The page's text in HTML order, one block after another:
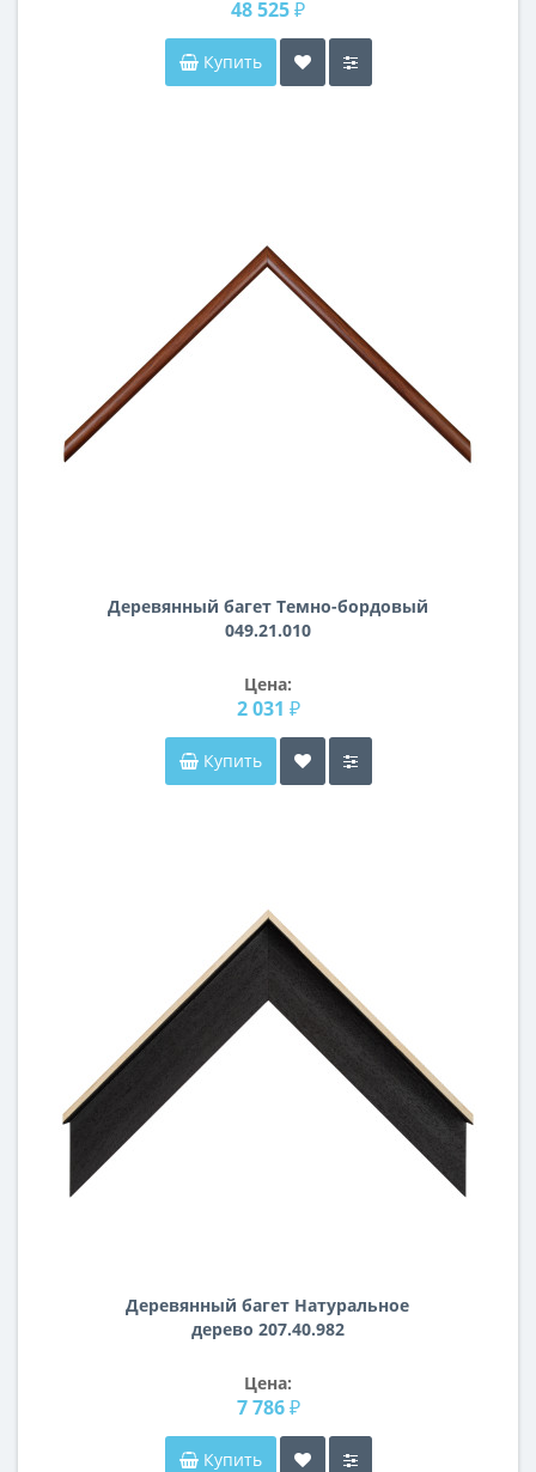
48 525 ₽
Купить
Деревянный багет Темно-бордовый
049.21.010
Цена:
2 031 ₽
Купить
Деревянный багет Натуральное
дерево 207.40.982
Цена:
7 786 ₽
Купить